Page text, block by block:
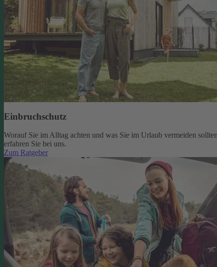
Einbruchschutz
Worauf Sie im Alltag achten und was Sie im Urlaub vermeiden
erfahren Sie bei uns.
Zum Ratgeber